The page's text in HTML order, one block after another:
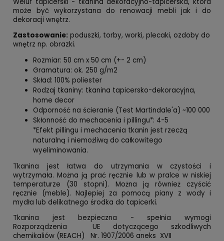
może być wykorzystana do renowacji mebli jak i do
dekoracji wnętrz.
Zastosowanie: poduszki, torby, worki, plecaki, ozdoby do
wnętrz np. obrazki.
Rozmiar: 50 cm x 50 cm (+- 2 cm)
Gramatura: ok. 250 g/m2
Skład: 100% poliester
Rodzaj tkaniny: tkanina tapicersko-dekoracyjna,
home decor
Odporność na ścieranie (Test Martindale'a) ~100 000
Skłonność do mechacenia i pillingu*: 4-5
*Efekt pillingu i mechacenia tkanin jest rzeczą
naturalną i niemożliwą do całkowitego
wyeliminowania.
Tkanina jest łatwa do utrzymania w czystości i
wytrzymała. Można ją prać ręcznie lub w pralce w niskiej
temperaturze (30 stopni). Można ją również czyścić
ręcznie (meble). Najlepiej za pomocą piany z wody i
mydła lub delikatnego środka do tapicerki.
Tkanina jest bezpieczna - spełnia wymogi
Rozporządzenia UE dotyczącego szkodliwych
chemikaliów (REACH) Nr. 1907/2006 aneks XVII